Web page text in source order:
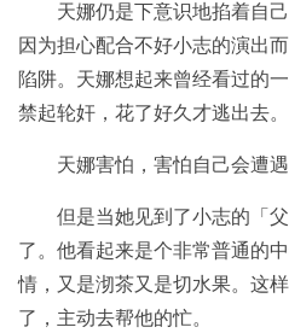
天娜仍是下意识地掐着自
因为担心配合不好小志的演出
陷阱。天娜想起来曾经看过的
禁起轮奸，花了好久才逃出去。
天娜害怕，害怕自己会遭遇
但是当她见到了小志的「
了。他看起来是个非常普通的
情，又是沏茶又是切水果。这
了，主动去帮他的忙。